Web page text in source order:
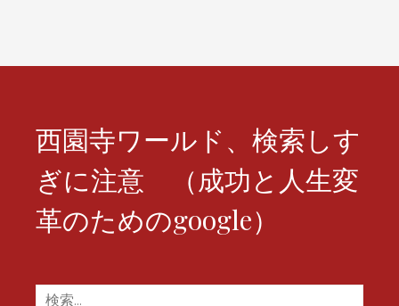
ョ
西園寺ワールド、検索しす
ぎに注意 （成功と人生変
革のためのgoogle）
検